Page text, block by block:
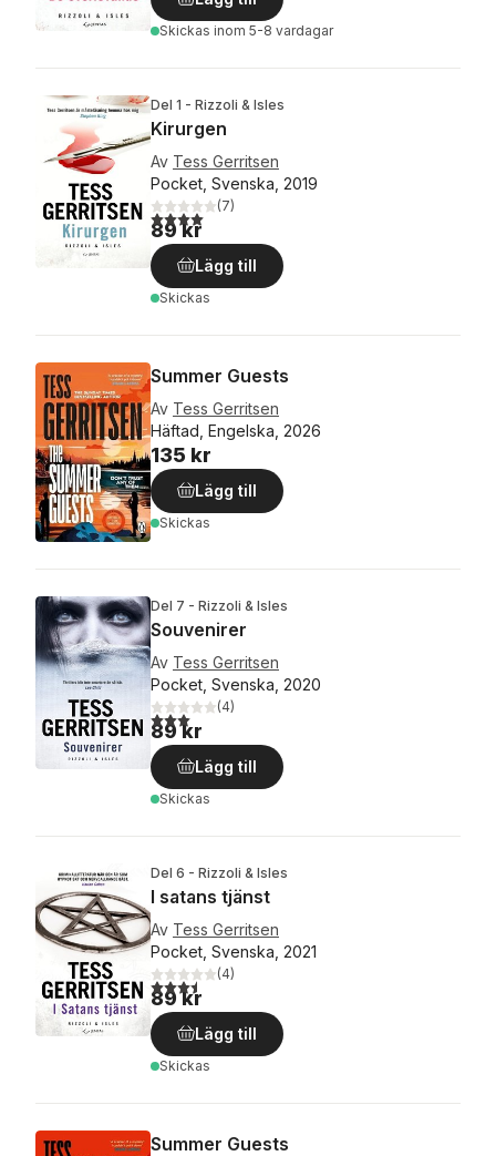
Skickas inom 5-8 vardagar
Del 1 - Rizzoli & Isles
Kirurgen
Av Tess Gerritsen
Pocket, Svenska, 2019
4,0utav 5 stjärnor. Totalt antal röster:
(7)
89 kr
Lägg till
Skickas
Summer Guests
Av Tess Gerritsen
Häftad, Engelska, 2026
135 kr
Lägg till
Skickas
Del 7 - Rizzoli & Isles
Souvenirer
Av Tess Gerritsen
Pocket, Svenska, 2020
3,0utav 5 stjärnor. Totalt antal röster:
(4)
89 kr
Lägg till
Skickas
Del 6 - Rizzoli & Isles
I satans tjänst
Av Tess Gerritsen
Pocket, Svenska, 2021
3,5utav 5 stjärnor. Totalt antal röster:
(4)
89 kr
Lägg till
Skickas
Summer Guests